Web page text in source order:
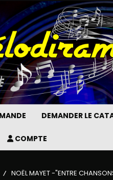
DEMANDER LE
COMPTE
NOËL MAYET -"ENTRE